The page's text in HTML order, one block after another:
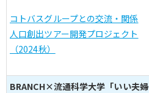
コトバスグループとの交流・関係
人口創出ツアー開発プロジェクト
（2024秋）
BRANCH×流通科学大学「いい夫